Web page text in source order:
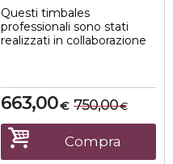
Questi timbales
professionali sono stati
realizzati in collaborazione
€
663,00 €
750,00
Compra